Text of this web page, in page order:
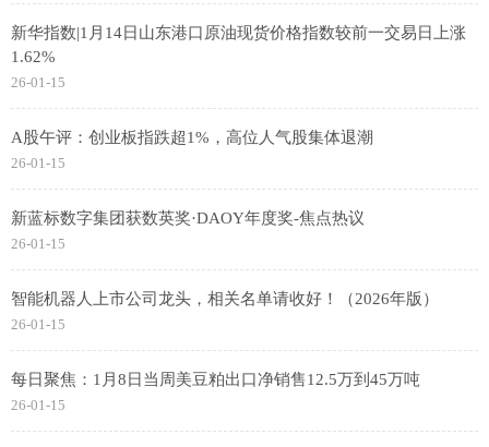
新华指数|1月14日山东港口原油现货价格指数较前一交易日上涨
1.62%
26-01-15
A股午评：创业板指跌超1%，高位人气股集体退潮
26-01-15
新蓝标数字集团获数英奖·DAOY年度奖-焦点热议
26-01-15
智能机器人上市公司龙头，相关名单请收好！（2026年版）
26-01-15
每日聚焦：1月8日当周美豆粕出口净销售12.5万到45万吨
26-01-15